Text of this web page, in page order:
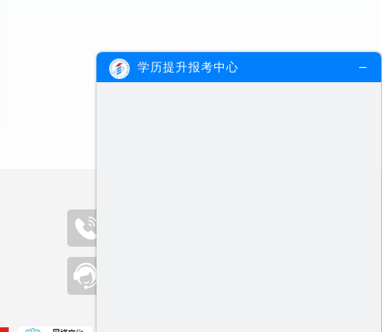
学历提升报考中心